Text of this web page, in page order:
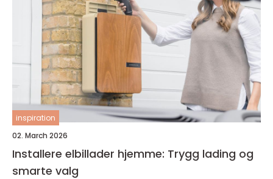
inspiration
02. March 2026
Installere elbillader hjemme: Trygg lading og
smarte valg